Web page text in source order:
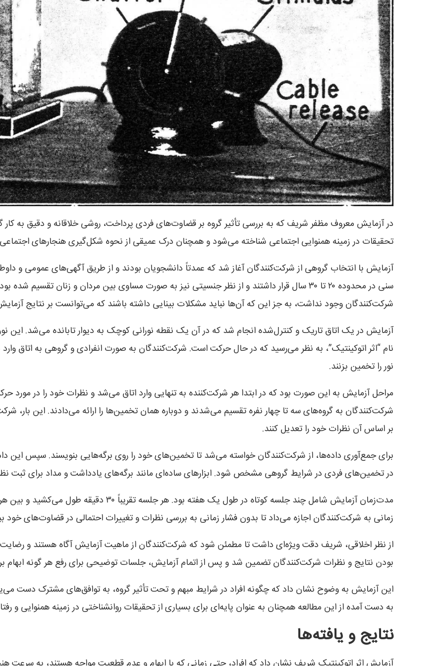
در آزمایش معروف مظفر شریف که به بررسی تأثیر گروه بر قضاوت‌های فردی پرداخت، روشی خلاقانه و دقیق به
تحقیقات در زمینه همنوایی اجتماعی شناخته می‌شود و همچنان درک عمیقی از نحوه شکل‌گیری هنجارهای
آزمایش با انتخاب گروهی از شرکت‌کنندگان آغاز شد که عمدتاً دانشجویان بودند و از طریق آگهی‌های عمومی و
سنی در محدوده ۲۰ تا ۳۰ سال قرار داشتند و از نظر جنسیتی نیز به صورت مساوی بین مردان و زنان
شرکت‌کنندگان وجود نداشت، به جز این که آن‌ها نباید مشکلات بینایی داشته باشند که می‌توانست بر نتایج آزمایش
آزمایش در یک اتاق تاریک و کنترل‌شده انجام شد که در آن یک نقطه نورانی کوچک به دیوار تابانده می‌شد. این
نام “اثر اتوکینتیک”، به نظر می‌رسید که در حال حرکت است. شرکت‌کنندگان به صورت انفرادی و گروهی به اتاق
نور را تخمین بزنند.
مراحل آزمایش به این صورت بود که در ابتدا هر شرکت‌کننده به تنهایی وارد اتاق می‌شد و نظرات خود را در
شرکت‌کنندگان به گروه‌های سه تا چهار نفره تقسیم می‌شدند و دوباره همان تخمین‌ها را ارائه می‌دادند. این بار،
بر اساس آن نظرات خود را تعدیل کنند.
برای جمع‌آوری داده‌ها، از شرکت‌کنندگان خواسته می‌شد تا تخمین‌های خود را روی برگه‌هایی بنویسند. سپس این
در تخمین‌های فردی در شرایط گروهی مشخص شود. ابزارهای ساده‌ای مانند برگه‌های یادداشت و مداد برای ثبت
مدت‌زمان آزمایش شامل چند جلسه کوتاه در طول یک هفته
زمانی به شرکت‌کنندگان اجازه می‌داد تا بدون فشار زمانی به بررسی نظرات و تغییرات احتمالی در قضاوت‌های خود
از نظر اخلاقی، شریف دقت ویژه‌ای داشت تا مطمئن شود که شرکت‌کنندگان از ماهیت آزمایش آگاه هستند و رضایت
بودن نتایج و نظرات شرکت‌کنندگان تضمین شد و پس از اتمام آزمایش، جلسات توضیحی برای رفع هر گونه ابهام
این آزمایش به وضوح نشان داد که چگونه افراد در شرایط مبهم و تحت تأثیر گروه، به توافق‌های مشترک دست
به دست آمده از این مطالعه همچنان به عنوان پایه‌ای برای بسیاری از تحقیقات روانشناختی در زمینه همنوایی و
نتایج و یافته‌ها